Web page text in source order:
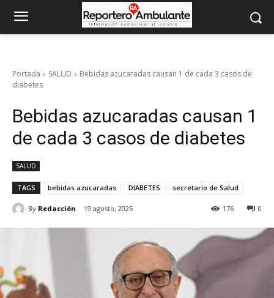
Portada SALUD
Bebidas azucaradas causan 1 de cada 3 casos de
diabetes
Bebidas azucaradas causan 1
de cada 3 casos de diabetes
SALUD
TAGS bebidas azucaradas DIABETES secretario de Salud
By Redacción 19 agosto, 2025 0
176